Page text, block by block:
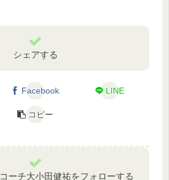
シェアする
Facebook LINE
コピー
ーチ大小田健祐をフォローする